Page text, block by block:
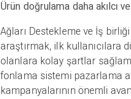
Ürün doğrulama daha akılcı
Ağları Destekleme ve İş
araştırmak, ilk kullanıcılara
olanlara kolay şartlar
fonlama sistemi pazarlama
kampanyalarının önemli